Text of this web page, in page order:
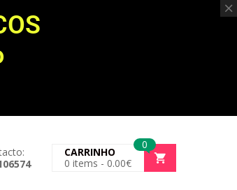
0
CARRINHO
0 items - 0.00€